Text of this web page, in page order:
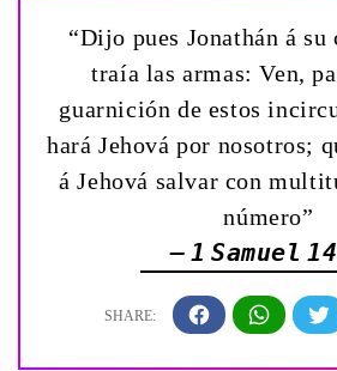
“Dijo pues Jonathán á su
traía las armas: Ven,
guarnición de estos
hará Jehová por nosotros;
á Jehová salvar con
número”
— 1 Samuel